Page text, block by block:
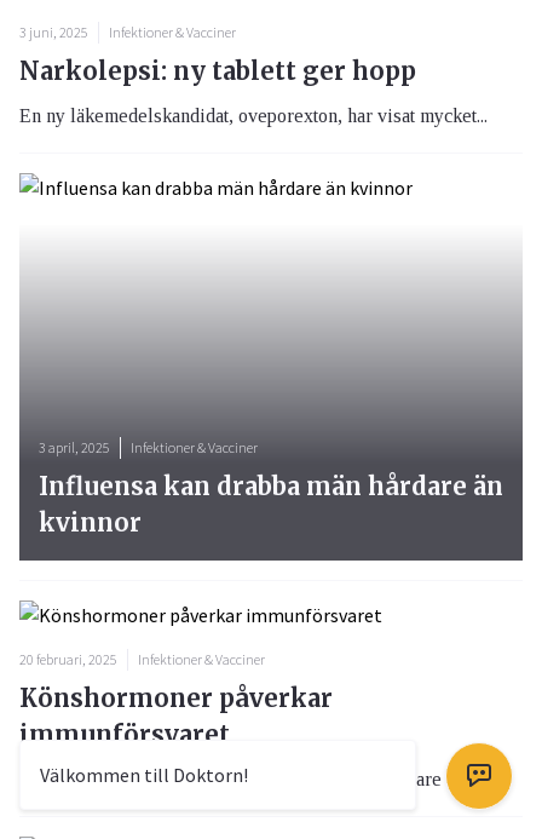
3 juni, 2025 Infektioner & Vacciner
Narkolepsi: ny tablett ger hopp
En ny läkemedelskandidat, oveporexton, har visat mycket...
3 april, 2025 Infektioner & Vacciner
Influensa kan drabba män hårdare än
kvinnor
20 februari, 2025 Infektioner & Vacciner
Könshormoner påverkar
immunförsvaret
Under covid-19 pandemin har det blivit allt tydligare a...
Välkommen till Doktorn!